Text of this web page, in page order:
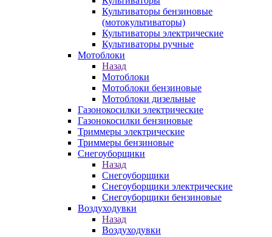
Культиваторы бензиновые
(мотокультиваторы)
Культиваторы электрические
Культиваторы ручные
Мотоблоки
Назад
Мотоблоки
Мотоблоки бензиновые
Мотоблоки дизельные
Газонокосилки электрические
Газонокосилки бензиновые
Триммеры электрические
Триммеры бензиновые
Снегоуборщики
Назад
Снегоуборщики
Снегоуборщики электрические
Снегоуборщики бензиновые
Воздуходувки
Назад
Воздуходувки